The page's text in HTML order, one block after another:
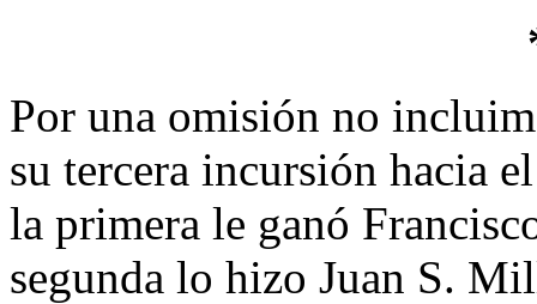
Por una omisión no
su tercera incursión hacia
la primera le ganó
segunda lo hizo Juan S.